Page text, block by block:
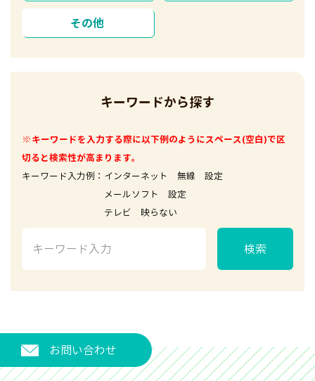
その他
キーワードから探す
※キーワードを入力する際に以下例のようにスペース(空白)で区
切ると検索性が高まります。
キーワード入力例：インターネット 無線 設定
メールソフト 設定
テレビ 映らない
検索
お問い合わせ